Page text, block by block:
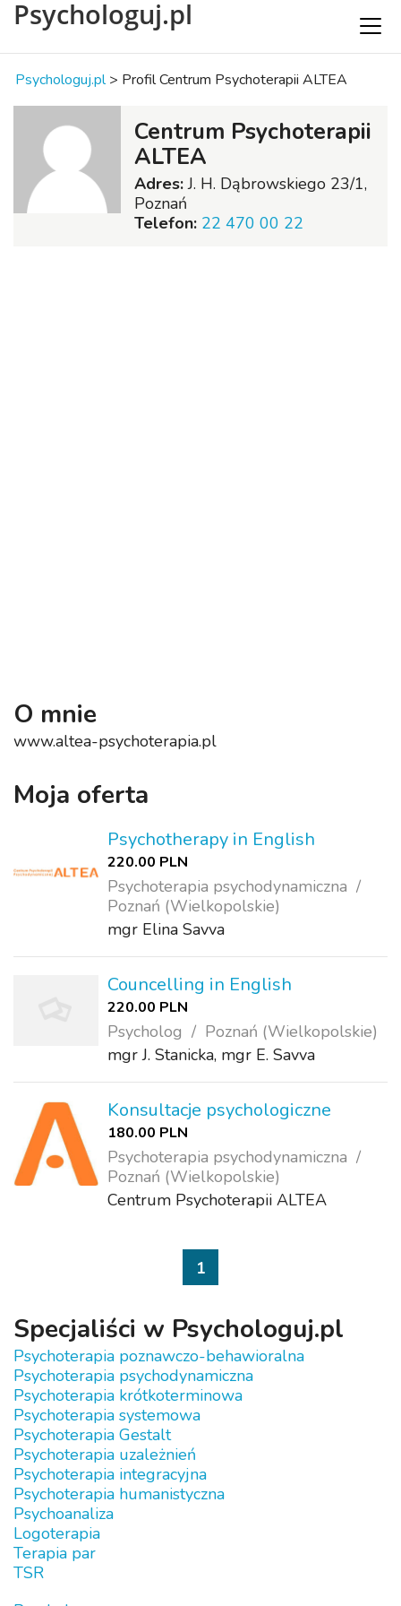
Psychologuj.pl
Psychologuj.pl > Profil Centrum Psychoterapii ALTEA
Centrum Psychoterapii
ALTEA
Adres:J. H. Dąbrowskiego 23/1,
Poznań
Telefon: 22 470 00 22
O mnie
www.altea-psychoterapia.pl
Moja oferta
Psychotherapy in English
220.00 PLN
Psychoterapia psychodynamiczna
Poznań (Wielkopolskie)
mgr Elina Savva
Councelling in English
220.00 PLN
Psycholog
Poznań (Wielkopolskie)
mgr J. Stanicka, mgr E. Savva
Konsultacje psychologiczne
180.00 PLN
Psychoterapia psychodynamiczna
Poznań (Wielkopolskie)
Centrum Psychoterapii ALTEA
1
Specjaliści w Psychologuj.pl
Psychoterapia poznawczo-behawioralna
Psychoterapia psychodynamiczna
Psychoterapia krótkoterminowa
Psychoterapia systemowa
Psychoterapia Gestalt
Psychoterapia uzależnień
Psychoterapia integracyjna
Psychoterapia humanistyczna
Psychoanaliza
Logoterapia
Terapia par
TSR